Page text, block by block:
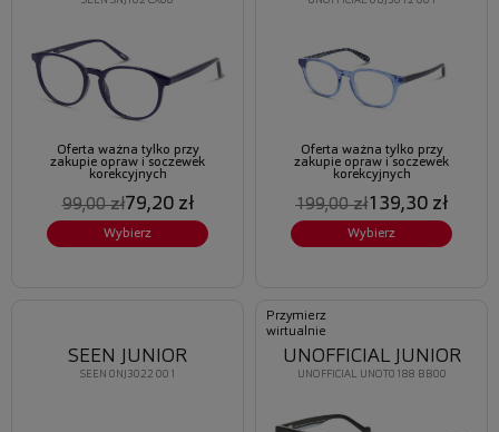
Oferta ważna tylko przy
zakupie opraw i soczewek
korekcyjnych
99,00 zł79,20 zł
Wybierz
Oferta ważna tylko przy
zakupie opraw i soczewek
korekcyjnych
199,00 zł139,30 zł
Wybierz
SEEN 0NJ3022 001
SEEN JUNIOR
Przymierz
wirtualnie
UNOFFICIAL UNOT0188 BB00
UNOFFICIAL JUNIOR